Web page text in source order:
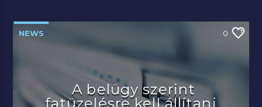
NEWS 0
A belügy szerint
fatüzelésre kell állítani